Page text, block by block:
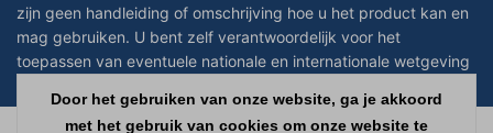
zijn geen handleiding of omschrijving hoe u het product kan en
mag gebruiken. U bent zelf verantwoordelijk voor het
toepassen van eventuele nationale en internationale wetgeving
Door het gebruiken van onze website, ga je akkoord
met het gebruik van cookies om onze website te